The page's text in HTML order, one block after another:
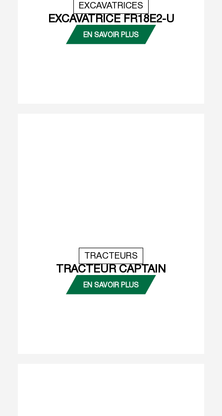
EXCAVATRICES
EXCAVATRICE FR18E2-U
EN SAVOIR PLUS
TRACTEURS
TRACTEUR CAPTAIN
EN SAVOIR PLUS